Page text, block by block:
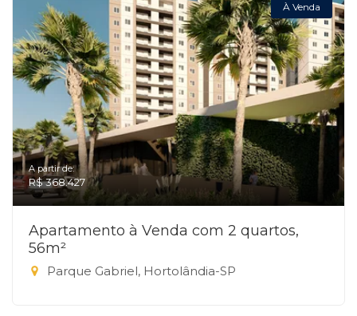
À Venda
A partir de:
R$ 368.427
Apartamento à Venda com 2 quartos,
56m²
Parque Gabriel, Hortolândia-SP